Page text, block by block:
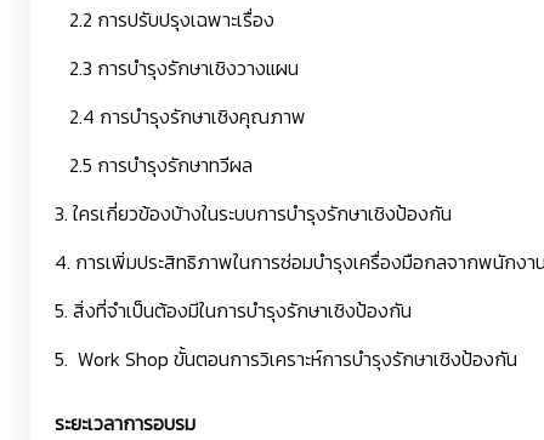
2.2 การปรับปรุงเฉพาะเรื่อง
2.3 การบำรุงรักษาเชิงวางแผน
2.4 การบำรุงรักษาเชิงคุณภาพ
2.5 การบำรุงรักษาทวีผล
3. ใครเกี่ยวข้องบ้างในระบบการบำรุงรักษาเชิงป้องกัน
4. การเพิ่มประสิทธิภาพในการซ่อมบำรุงเครื่องมือกลจากพนักงา
5. สิ่งที่จำเป็นต้องมีในการบำรุงรักษาเชิงป้องกัน
5. Work Shop ขั้นตอนการวิเคราะห์การบำรุงรักษาเชิงป้องกัน
ระยะเวลาการอบรม